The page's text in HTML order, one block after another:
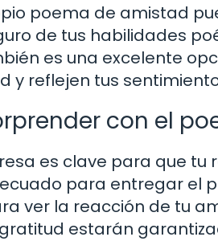
poema de amistad
de tus habilidades
es una excelente
y reflejen tus
con el
es clave para que
para entregar el
ver la reacción de tu
estarán